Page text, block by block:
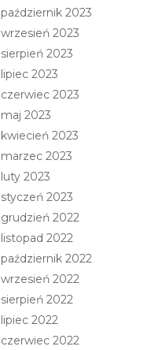
październik 2023
wrzesień 2023
sierpień 2023
lipiec 2023
czerwiec 2023
maj 2023
kwiecień 2023
marzec 2023
luty 2023
styczeń 2023
grudzień 2022
listopad 2022
październik 2022
wrzesień 2022
sierpień 2022
lipiec 2022
czerwiec 2022